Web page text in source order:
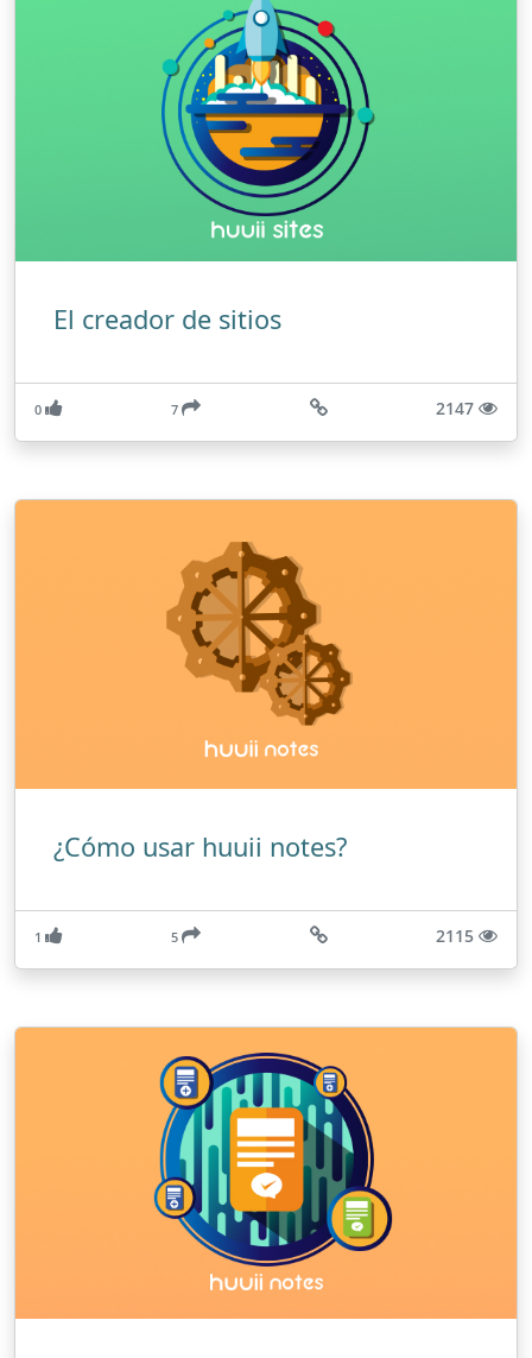
El creador de sitios
0 7 2147
¿Cómo usar huuii notes?
1 5 2115